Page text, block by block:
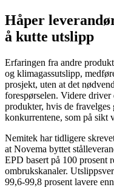
Håper
å kutte utslipp
Erfaringen fra andre
og klimagassutslipp,
prosjekt, uten at det
forespørselen. Videre
produkter, hvis de
konkurrentene, som på sikt
Nemitek har tidligere
at Novema byttet
EPD basert på 100 prosent
ombrukskanaler.
99,6-99,8 prosent lavere